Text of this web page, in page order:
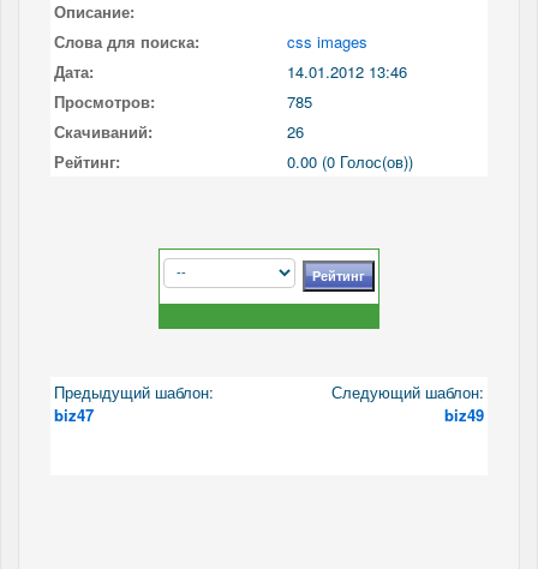
Описание:
Слова для поиска:
css images
Дата:
14.01.2012 13:46
Просмотров:
785
Скачиваний:
26
Рейтинг:
0.00 (0 Голос(ов))
Предыдущий шаблон:
biz47
Следующий шаблон:
biz49